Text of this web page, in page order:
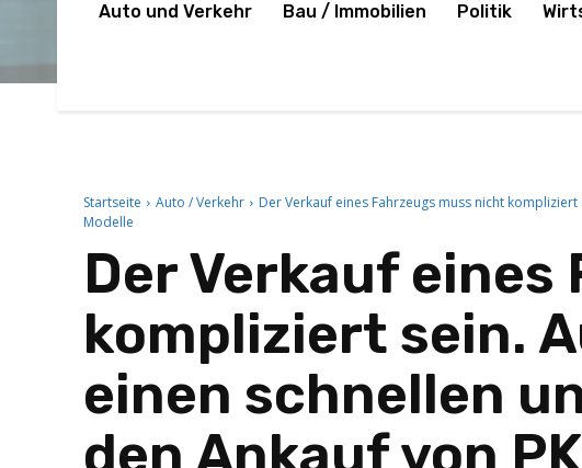
Auto und Verkehr Bau / Immobilien Politik
Startseite Auto / Verkehr
Der Verkauf eines Fahrzeugs muss nicht
Modelle
Der Verkauf
kompliziert sein.
einen schnellen
den Ankauf von